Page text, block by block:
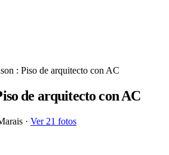
: Piso de arquitecto con AC
de arquitecto con AC
· Ver 21 fotos